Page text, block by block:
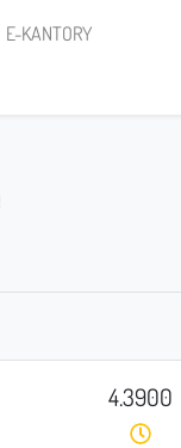
E-KANTORY
4.3900